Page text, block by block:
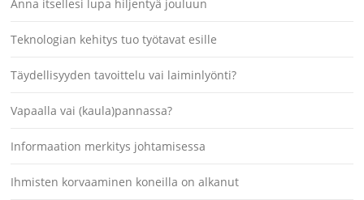
Anna itsellesi lupa hiljentyä jouluun
Teknologian kehitys tuo työtavat esille
Täydellisyyden tavoittelu vai laiminlyönti?
Vapaalla vai (kaula)pannassa?
Informaation merkitys johtamisessa
Ihmisten korvaaminen koneilla on alkanut